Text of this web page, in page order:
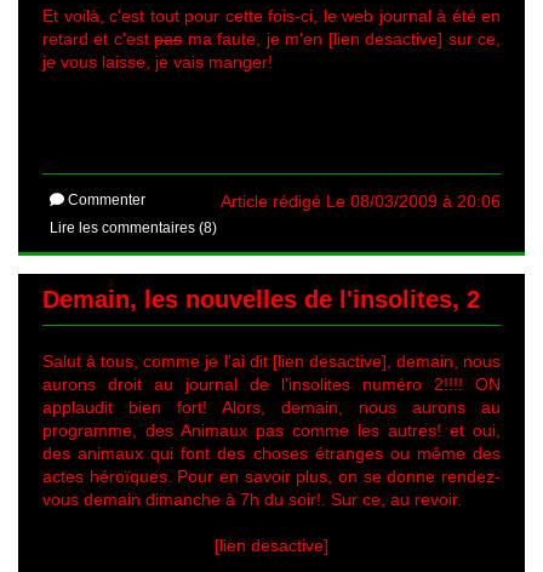
Et voilà, c'est tout pour cette fois-ci, le web journal à été en
retard et c'estpasma faute, je m'en [lien desactive] sur ce,
je vous laisse, je vais manger!
Article rédigé Le 08/03/2009 à 20:06
Commenter
Lire les commentaires (8)
Demain, les nouvelles de l'insolites, 2
Salut à tous, comme je l'ai dit [lien desactive], demain, nous
aurons droit au journal de l'insolites numéro 2!!!! ON
applaudit bien fort! Alors, demain, nous aurons au
programme, des Animaux pas comme les autres! et oui,
des animaux qui font des choses étranges ou même des
actes héroïques. Pour en savoir plus, on se donne rendez-
vous demain dimanche à 7h du soir!. Sur ce, au revoir.
[lien desactive]